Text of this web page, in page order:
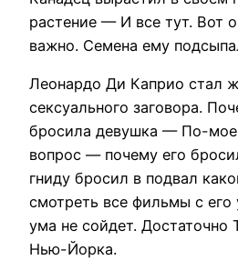
растение — И все тут. Вот
важно. Семена ему
Леонардо Ди Каприо стал
сексуального заговора.
бросила девушка — По-
вопрос — почему его
гниду бросил в подвал
смотреть все фильмы с его
ума не сойдет. Достаточно
Нью-Йорка.